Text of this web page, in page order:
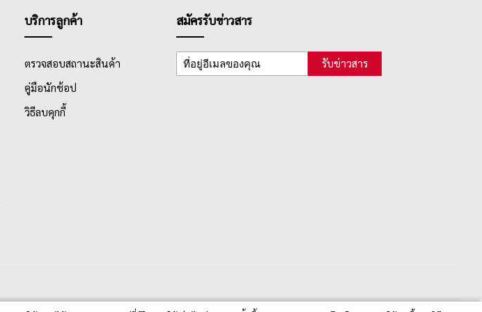
บริการลูกค้า
ตรวจสอบสถานะสินค้า
คู่มือนักช้อป
วิธีลบคุกกี้
สมัครรับข่าวสาร
รับข่าวสาร